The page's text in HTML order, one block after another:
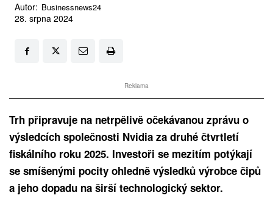
Autor: Businessnews24
28. srpna 2024
Reklama
Trh připravuje na netrpělivě očekávanou zprávu o
výsledcích společnosti Nvidia za druhé čtvrtletí
fiskálního roku 2025. Investoři se mezitím potýkají
se smíšenými pocity ohledně výsledků výrobce čipů
a jeho dopadu na širší technologický sektor.